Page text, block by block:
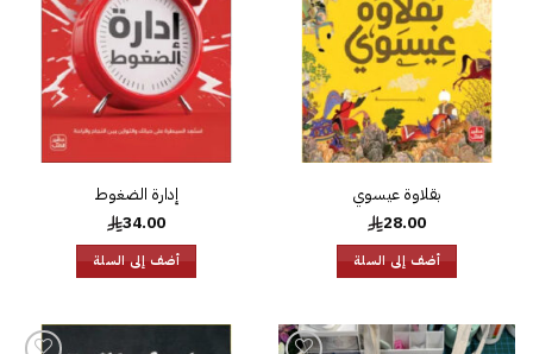
بقلاوة عيسوي
28.00
أضف إلى السلة
إدارة الضغوط
34.00
أضف إلى السلة